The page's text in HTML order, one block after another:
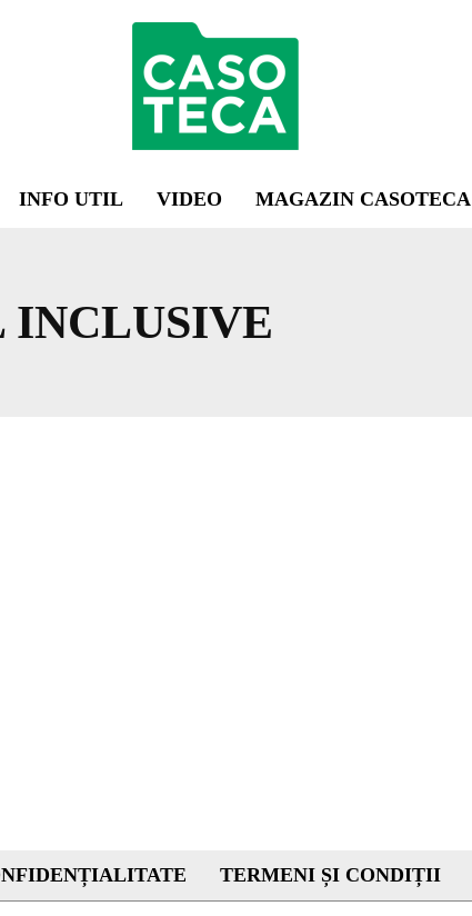
INFO UTIL VIDEO MAGAZIN CASOTECA
INCLUSIVE
TERMENI ȘI CONDIȚII